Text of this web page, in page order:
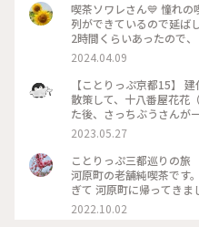
喫茶ソワレさん💙 憧れの
列ができているので延ば
2時間くらいあったので
つ間も皆さんの投稿で拝
ク💓 結局1時間ほど待ち
席に着きました。 深く
💙 ぶどうの透かし彫りや
だのはご存じゼリーポン
りにかざすとキラキラし
炭酸もいい！ 中の氷が
って口に入れてびっくり
食べ終わってしまいまし
コーヒーでも頼みたい…
列ができているでしょう
特別な空間に会いに行きたいです💙 #電車旅
2024.04.09
【ことりっぷ京都15】
散策して、十八番屋花花
た後、さっちぶうさんが
レ」さんに向かいました
ていると覚悟して行った
せんでした😄 15分くら
いグループばっかり😱
プも😊 私はヨーグルト
チフロートを注文しまし
したが、落ち着いていて
2023.05.27
ことりっぷ三都巡りの旅
河原町の老舗純喫茶です
ぎて 河原町に帰ってきま
次々と呼ばれて すんな
を守っておられ、 狭い
2022.10.02